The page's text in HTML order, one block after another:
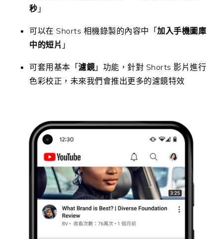
秒 」
可以在 Shorts 相機錄製的內容中「加入手機圖庫
中的短片 」
可套用基本「濾鏡 」功能，針對 Shorts 影片進行
色彩校正，未來我們會推出更多的濾鏡特效